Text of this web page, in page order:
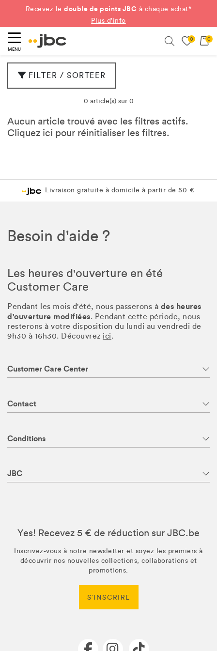
Recevez ledouble de points JBC à chaque achat*
Plus d'info
MENU
0 0
FILTER / SORTEER
0 article(s) sur 0
Aucun article trouvé avec les filtres actifs.
Cliquez ici pour réinitialiser les filtres.
Livraison gratuite à domicile à partir de 50 €
Besoin d'aide ?
Les heures d'ouverture en été
Customer Care
Pendant les mois d'été, nous passerons à des heures
d'ouverture modifiées. Pendant cette période, nous
resterons à votre disposition du lundi au vendredi de
9h30 à 16h30. Découvrez ici.
Customer Care Center
Contact
Conditions
JBC
Yes! Recevez 5 € de réduction sur JBC.be
Inscrivez-vous à notre newsletter et soyez les premiers à
découvrir nos nouvelles collections, collaborations et
promotions.
S’INSCRIRE